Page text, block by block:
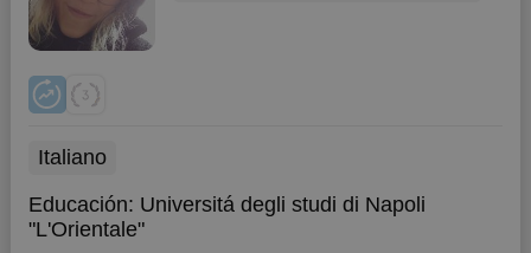
Italiano
Educación: Universitá degli studi di Napoli
"L'Orientale"